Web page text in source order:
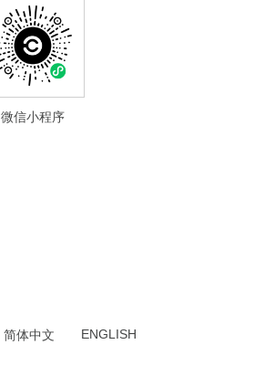
微信小程序
简体中文 ENGLISH